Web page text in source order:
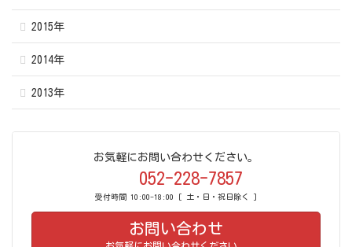
2015年
2014年
2013年
お気軽にお問い合わせください。
052-228-7857
受付時間 10:00-18:00 [ 土・日・祝日除く ]
お問い合わせ